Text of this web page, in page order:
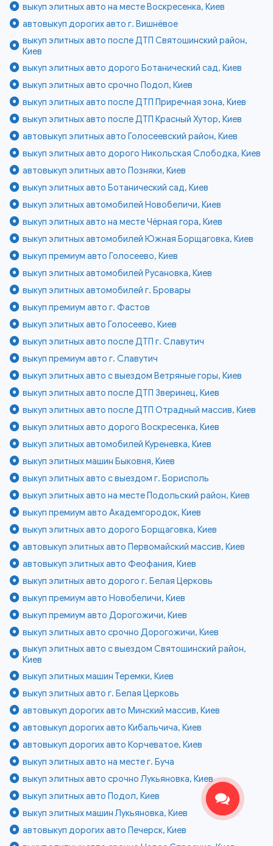
выкуп элитных авто на месте Воскресенка, Киев
автовыкуп дорогих авто г. Вишнёвое
выкуп элитных авто после ДТП Святошинский район,
Киев
выкуп элитных авто дорого Ботанический сад, Киев
выкуп элитных авто срочно Подол, Киев
выкуп элитных авто после ДТП Приречная зона, Киев
выкуп элитных авто после ДТП Красный Хутор, Киев
автовыкуп элитных авто Голосеевский район, Киев
выкуп элитных авто дорого Никольская Слободка, Киев
автовыкуп элитных авто Позняки, Киев
выкуп элитных авто Ботанический сад, Киев
выкуп элитных автомобилей Новобеличи, Киев
выкуп элитных авто на месте Чёрная гора, Киев
выкуп элитных автомобилей Южная Борщаговка, Киев
выкуп премиум авто Голосеево, Киев
выкуп элитных автомобилей Русановка, Киев
выкуп элитных автомобилей г. Бровары
выкуп премиум авто г. Фастов
выкуп элитных авто Голосеево, Киев
выкуп элитных авто после ДТП г. Славутич
выкуп премиум авто г. Славутич
выкуп элитных авто с выездом Ветряные горы, Киев
выкуп элитных авто после ДТП Зверинец, Киев
выкуп элитных авто после ДТП Отрадный массив, Киев
выкуп элитных авто дорого Воскресенка, Киев
выкуп элитных автомобилей Куреневка, Киев
выкуп элитных машин Быковня, Киев
выкуп элитных авто с выездом г. Борисполь
выкуп элитных авто на месте Подольский район, Киев
выкуп премиум авто Академгородок, Киев
выкуп элитных авто дорого Борщаговка, Киев
автовыкуп элитных авто Первомайский массив, Киев
автовыкуп элитных авто Феофания, Киев
выкуп элитных авто дорого г. Белая Церковь
выкуп премиум авто Новобеличи, Киев
выкуп премиум авто Дорогожичи, Киев
выкуп элитных авто срочно Дорогожичи, Киев
выкуп элитных авто с выездом Святошинский район,
Киев
выкуп элитных машин Теремки, Киев
выкуп элитных авто г. Белая Церковь
автовыкуп дорогих авто Минский массив, Киев
автовыкуп дорогих авто Кибальчича, Киев
автовыкуп дорогих авто Корчеватое, Киев
выкуп элитных авто на месте г. Буча
выкуп элитных авто срочно Лукьяновка, Киев
выкуп элитных авто Подол, Киев
выкуп элитных машин Лукьяновка, Киев
автовыкуп дорогих авто Печерск, Киев